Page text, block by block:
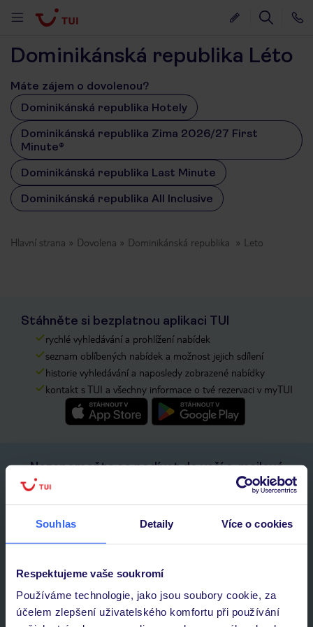
Souhlas Detaily Více o cookies
Respektujeme vaše soukromí
Používáme technologie, jako jsou soubory cookie, za
účelem zlepšení uživatelského komfortu při používání
Dominikánská republika Léto
Máte zájem o dovolenou?
Dominikánská republika Hotely
Dominikánská republika Zima 2026/27 First
Minute®
Dominikánská republika Last Minute
Dominikánská republika All Inclusive
Hlavní strana Dovolena Dominikánská republika Leto
Stáhněte si bezplatnou aplikaci TUI
rychlé vyhledávání a prohlížení nabídek
seznam oblíbených nabídek a možnost jejich sdílení
historie vyhledávání a naposledy zobrazené nabídky
kontakt s TUI a všechny informace o tvé rezervaci v myTUI
Nezapomeňte se podívat do vaší e-mailové
schránky a registraci potvrdit!
Jméno:
Přihlásit se k odběru